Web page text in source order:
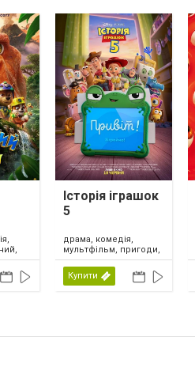
Історія іграшок
5
драма, комедія,
мультфільм, пригоди,
сімейний, фентезі,
США, 2026
Купити